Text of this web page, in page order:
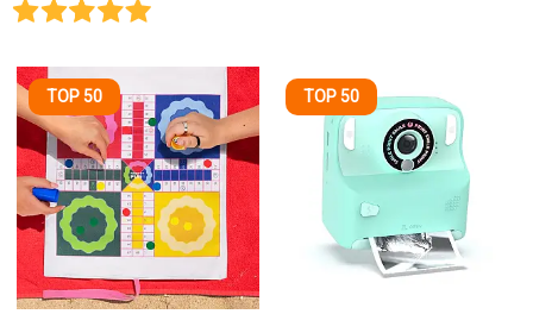
TOP 50 TOP 50